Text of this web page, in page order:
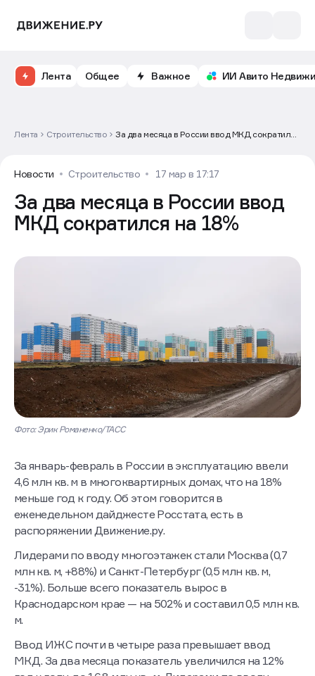
Лента Общее Важное ИИ Авито
Лента Строительство
За два месяца в России ввод МКД сократился
Новости Строительство 17 мар в 17:17
За два месяца в России ввод
МКД сократился на 18%
Фото: Эрик Романенко/ТАСС
За январь-февраль в России в эксплуатацию ввели
4,6 млн кв. м в многоквартирных домах, что на 18%
меньше год к году. Об этом говорится в
еженедельном дайджесте Росстата, есть в
распоряжении Движение.ру.
Лидерами по вводу многоэтажек стали Москва (0,7
млн кв. м, +88%) и Санкт-Петербург (0,5 млн кв. м,
-31%). Больше всего показатель вырос в
Краснодарском крае — на 502% и составил 0,5 млн кв.
м.
Ввод ИЖС почти в четыре раза превышает ввод
МКД. За два месяца показатель увеличился на 12%